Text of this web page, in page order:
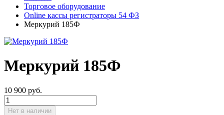
Торговое оборудование
Online кассы регистраторы 54 ФЗ
Меркурий 185Ф
Меркурий 185Ф
10 900 руб.
Нет в наличии